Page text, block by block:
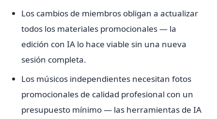
Los cambios de miembros obligan a actualizar
todos los materiales promocionales — la
edición con IA lo hace viable sin una nueva
sesión completa.
Los músicos independientes necesitan fotos
promocionales de calidad profesional con un
presupuesto mínimo — las herramientas de IA